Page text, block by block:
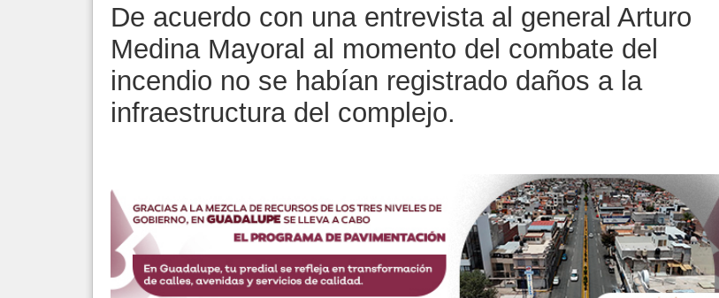
De acuerdo con una entrevista al general Arturo
Medina Mayoral al momento del combate del
incendio no se habían registrado daños a la
infraestructura del complejo.